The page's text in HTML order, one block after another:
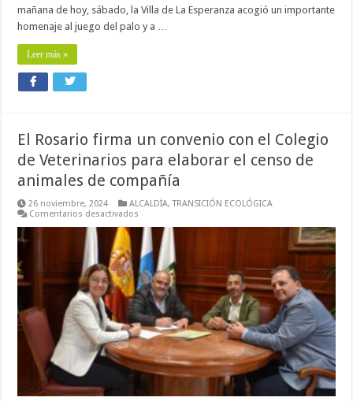
mañana de hoy, sábado, la Villa de La Esperanza acogió un importante
homenaje al juego del palo y a …
Leer más »
El Rosario firma un convenio con el Colegio
de Veterinarios para elaborar el censo de
animales de compañía
26 noviembre, 2024 ALCALDÍA,TRANSICIÓN ECOLÓGICA
Comentarios desactivados
Rosario
firma
un
convenio
con
el
Colegio
de
Veterinarios
para
elaborar
el
censo
de
animales
compañía